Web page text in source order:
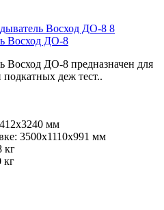
Восход ДО-8
Восход ДО-8 предназначен для
подкатных деж тест..
мм
3500х1110х991 мм
кг
кг